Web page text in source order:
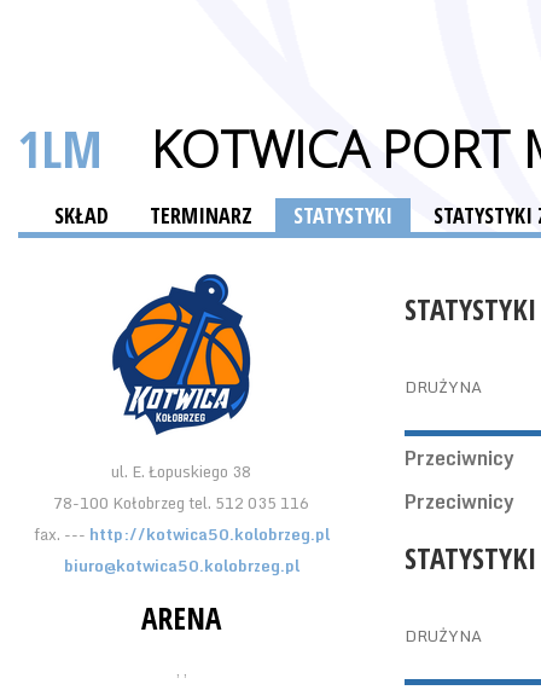
1LM KOTWICA PORT
SKŁAD TERMINARZ STATYSTYKI
ul. E. Łopuskiego 38
78-100 Kołobrzeg tel. 512 035 116
fax. --- http://kotwica50.kolobrzeg.pl
biuro@kotwica50.kolobrzeg.pl
ARENA
, ,
DRUŻYNA
Przeciwnicy
Przeciwnicy
DRUŻYNA